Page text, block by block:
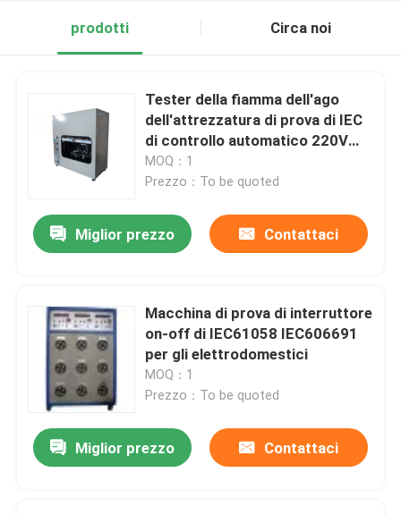
prodotti Circa noi
Tester della fiamma dell'ago
dell'attrezzatura di prova di IEC
di controllo automatico 220V
50Hz
MOQ：1
Prezzo：To be quoted
Miglior prezzo Contattaci
Macchina di prova di interruttore
on-off di IEC61058 IEC606691
per gli elettrodomestici
MOQ：1
Prezzo：To be quoted
Miglior prezzo Contattaci